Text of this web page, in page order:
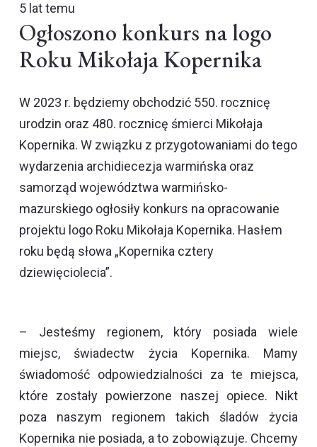
5 lat temu
Ogłoszono konkurs na logo
Roku Mikołaja Kopernika
W 2023 r. będziemy obchodzić 550. rocznicę
urodzin oraz 480. rocznicę śmierci Mikołaja
Kopernika. W związku z przygotowaniami do tego
wydarzenia archidiecezja warmińska oraz
samorząd województwa warmińsko-
mazurskiego ogłosiły konkurs na opracowanie
projektu logo Roku Mikołaja Kopernika. Hasłem
roku będą słowa „Kopernika cztery
dziewięciolecia”.
– Jesteśmy regionem, który posiada wiele
miejsc, świadectw życia Kopernika. Mamy
świadomość odpowiedzialności za te miejsca,
które zostały powierzone naszej opiece. Nikt
poza naszym regionem takich śladów życia
Kopernika nie posiada, a to zobowiązuje. Chcemy